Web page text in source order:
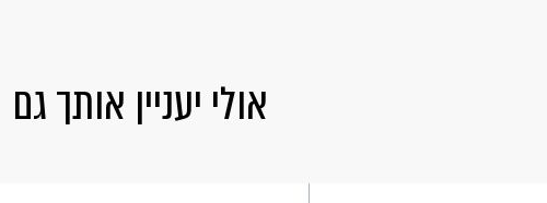
אולי יעניין אותך גם